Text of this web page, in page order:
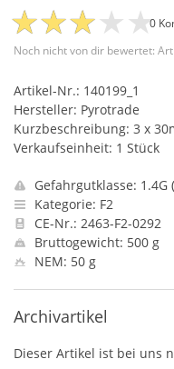
Noch nicht von dir bewertet:
0
Artikel-Nr.: 140199_1
Hersteller: Pyrotrade
Kurzbeschreibung: 3 x
Verkaufseinheit: 1 Stück
Gefahrgutklasse: 1.4G
Kategorie: F2
CE-Nr.: 2463-F2-0292
Bruttogewicht: 500 g
NEM: 50 g
Archivartikel
Dieser Artikel ist bei uns